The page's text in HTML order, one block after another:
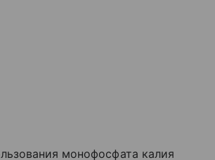
монофосфата калия